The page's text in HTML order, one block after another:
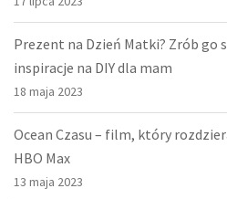
Prezent na Dzień Matki? Zrób go
inspiracje na DIY dla mam
18 maja 2023
Ocean Czasu – film, który
HBO Max
13 maja 2023